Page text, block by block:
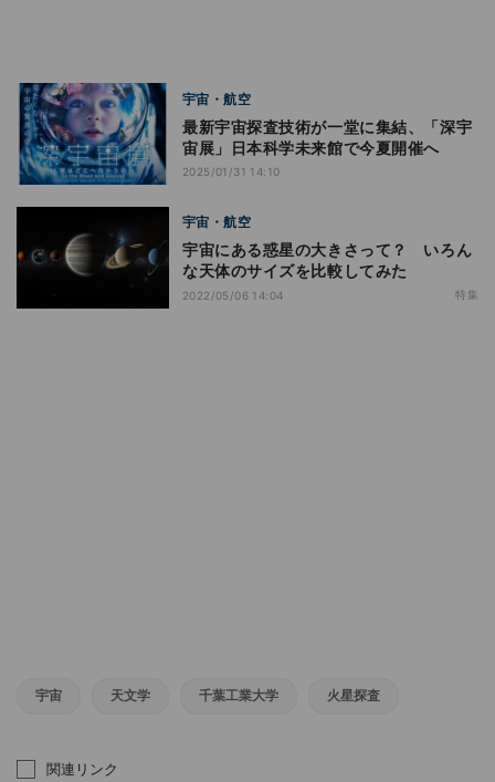
宇宙・航空
最新宇宙探査技術が一堂に集結、「深宇
宙展」日本科学未来館で今夏開催へ
2025/01/31 14:10
宇宙・航空
宇宙にある惑星の大きさって？ いろん
な天体のサイズを比較してみた
2022/05/06 14:04 特集
宇宙 天文学 千葉工業大学 火星探査
関連リンク